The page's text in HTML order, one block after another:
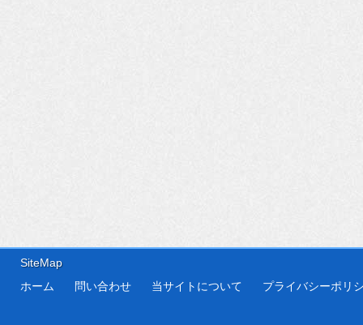
SiteMap
ホーム
問い合わせ 当サイトについて プライバシーポリ